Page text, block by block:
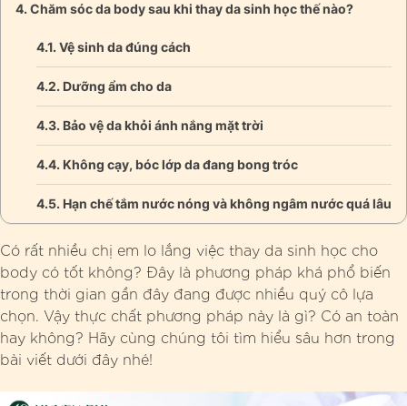
Chăm sóc da body sau khi thay da sinh học thế nào?
Vệ sinh da đúng cách
Dưỡng ẩm cho da
Bảo vệ da khỏi ánh nắng mặt trời
Không cạy, bóc lớp da đang bong tróc
Hạn chế tắm nước nóng và không ngâm nước quá lâu
Có rất nhiều chị em lo lắng việc thay da sinh học cho
body có tốt không? Đây là phương pháp khá phổ biến
trong thời gian gần đây đang được nhiều quý cô lựa
chọn. Vậy thực chất phương pháp này là gì? Có an toàn
hay không? Hãy cùng chúng tôi tìm hiểu sâu hơn trong
bài viết dưới đây nhé!